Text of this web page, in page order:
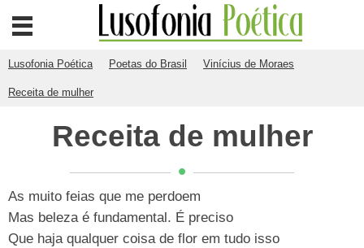
Lusofonia Poética Poetas do Brasil Vinícius de Moraes
Receita de mulher
Receita de mulher
As muito feias que me perdoem
Mas beleza é fundamental. É preciso
Que haja qualquer coisa de flor em tudo isso